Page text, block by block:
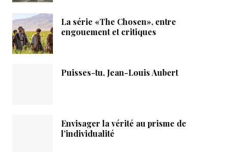
La série «The Chosen», entre
engouement et critiques
Puisses-tu, Jean-Louis Aubert
Envisager la vérité au prisme de
l’individualité